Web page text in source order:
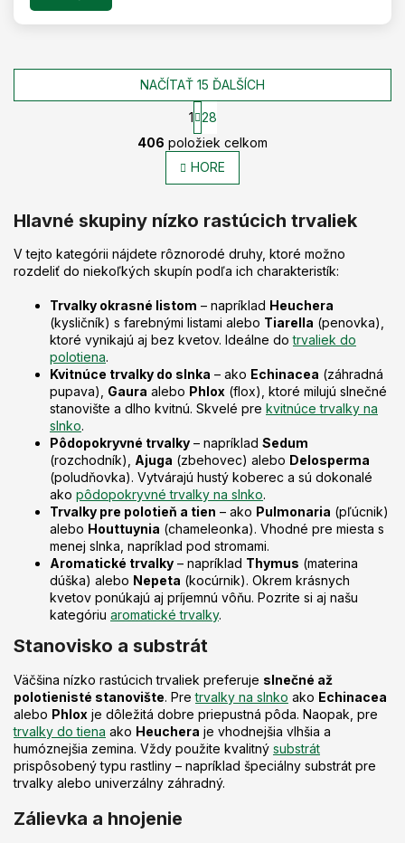
O
v
l
á
a
i
e
r
v
k
v
ý
p
s
u
NAČÍTAŤ 15 ĎALŠÍCH
S
t
r
o
a
n
i
1 28
406 položiek celkom
HORE
Hlavné skupiny nízko rastúcich trvaliek
V tejto kategórii nájdete rôznorodé druhy, ktoré možno
rozdeliť do niekoľkých skupín podľa ich charakteristík:
Trvalky okrasné listom – napríklad Heuchera
(kysličník) s farebnými listami alebo Tiarella (penovka),
ktoré vynikajú aj bez kvetov. Ideálne dotrvaliek do
polotiena.
Kvitnúce trvalky do slnka – ako Echinacea (záhradná
pupava), Gaura alebo Phlox (flox), ktoré milujú slnečné
stanovište a dlho kvitnú. Skvelé pre kvitnúce trvalky na
slnko.
Pôdopokryvné trvalky – napríklad Sedum
(rozchodník), Ajuga (zbehovec) alebo Delosperma
(poludňovka). Vytvárajú hustý koberec a sú dokonalé
ako pôdopokryvné trvalky na slnko.
Trvalky pre polotieň a tien – ako Pulmonaria (pľúcnik)
alebo Houttuynia (chameleonka). Vhodné pre miesta s
menej slnka, napríklad pod stromami.
Aromatické trvalky – napríklad Thymus (materina
dúška) alebo Nepeta (kocúrnik). Okrem krásnych
kvetov ponúkajú aj príjemnú vôňu. Pozrite si aj našu
kategóriu aromatické trvalky.
Stanovisko a substrát
Väčšina nízko rastúcich trvaliek preferuje slnečné až
polotienisté stanovište. Pretrvalky na slnko ako Echinacea
alebo Phlox je dôležitá dobre priepustná pôda. Naopak, pre
trvalky do tiena ako Heuchera je vhodnejšia vlhšia a
humóznejšia zemina. Vždy použite kvalitný substrát
prispôsobený typu rastliny – napríklad špeciálny substrát pre
trvalky alebo univerzálny záhradný.
Zálievka a hnojenie